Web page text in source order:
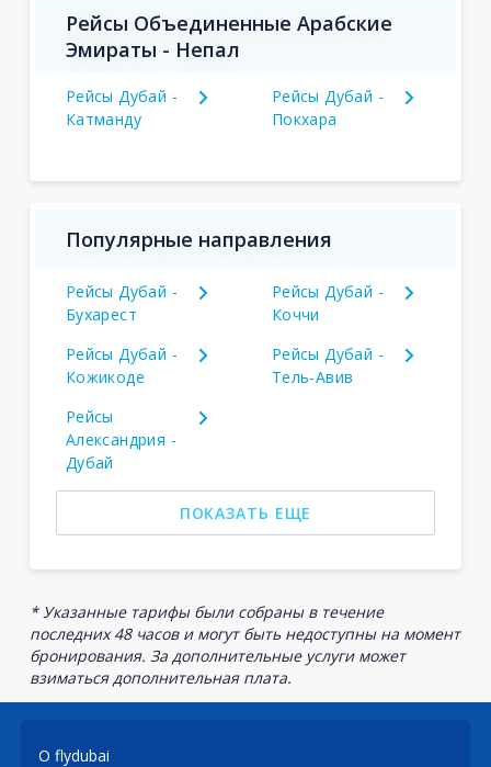
Рейсы Объединенные Арабские
Эмираты - Непал
Рейсы Дубай -
Катманду
Рейсы Дубай -
Покхара
Популярные направления
Рейсы Дубай -
Бухарест
Рейсы Дубай -
Коччи
Рейсы Дубай -
Кожикоде
Рейсы Дубай -
Тель-Авив
Рейсы
Александрия -
Дубай
ПОКАЗАТЬ ЕЩЕ
* Указанные тарифы были собраны в течение
последних 48 часов и могут быть недоступны на момент
бронирования. За дополнительные услуги может
взиматься дополнительная плата.
О flydubai